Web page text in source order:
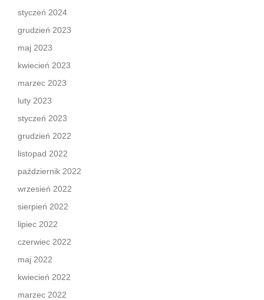
styczeń 2024
grudzień 2023
maj 2023
kwiecień 2023
marzec 2023
luty 2023
styczeń 2023
grudzień 2022
listopad 2022
październik 2022
wrzesień 2022
sierpień 2022
lipiec 2022
czerwiec 2022
maj 2022
kwiecień 2022
marzec 2022